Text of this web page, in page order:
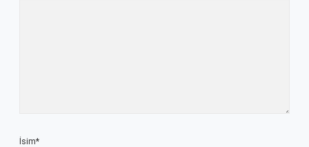
İsim*